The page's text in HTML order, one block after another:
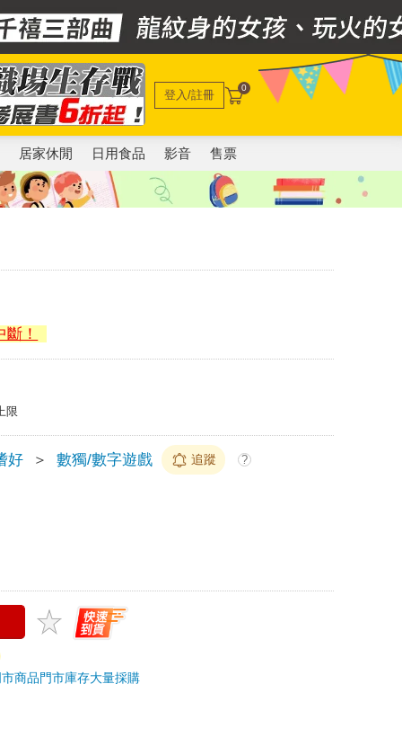
登入/註冊 0
居家休閒 日用食品 影音 售票
！
限
好 ＞ 數獨/數字遊戲 追蹤 ?
商品門市庫存大量採購